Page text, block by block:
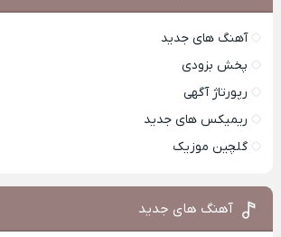
آهنگ های جدید
پخش بزودی
رپورتاژ آگهی
ریمیکس های جدید
گلچین موزیک
آهنگ های جدید